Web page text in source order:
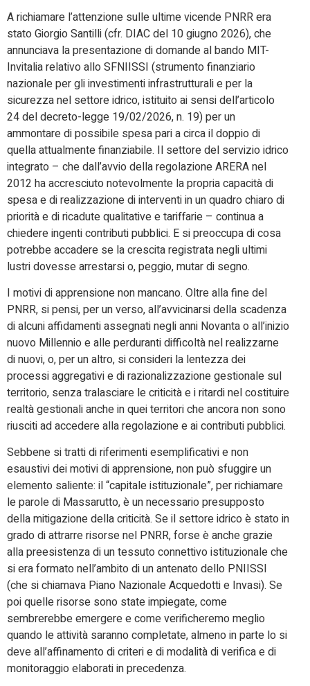
A richiamare l’attenzione sulle ultime vicende PNRR era
stato Giorgio Santilli (cfr. DIAC del 10 giugno 2026), che
annunciava la presentazione di domande al bando MIT-
Invitalia relativo allo SFNIISSI (strumento finanziario
nazionale per gli investimenti infrastrutturali e per la
sicurezza nel settore idrico, istituito ai sensi dell’articolo
24 del decreto-legge 19/02/2026, n. 19) per un
ammontare di possibile spesa pari a circa il doppio di
quella attualmente finanziabile. Il settore del servizio idrico
integrato – che dall’avvio della regolazione ARERA nel
2012 ha accresciuto notevolmente la propria capacità di
spesa e di realizzazione di interventi in un quadro chiaro di
priorità e di ricadute qualitative e tariffarie – continua a
chiedere ingenti contributi pubblici. E si preoccupa di cosa
potrebbe accadere se la crescita registrata negli ultimi
lustri dovesse arrestarsi o, peggio, mutar di segno.
I motivi di apprensione non mancano. Oltre alla fine del
PNRR, si pensi, per un verso, all’avvicinarsi della scadenza
di alcuni affidamenti assegnati negli anni Novanta o all’inizio
nuovo Millennio e alle perduranti difficoltà nel realizzarne
di nuovi, o, per un altro, si consideri la lentezza dei
processi aggregativi e di razionalizzazione gestionale sul
territorio, senza tralasciare le criticità e i ritardi nel costituire
realtà gestionali anche in quei territori che ancora non sono
riusciti ad accedere alla regolazione e ai contributi pubblici.
Sebbene si tratti di riferimenti esemplificativi e non
esaustivi dei motivi di apprensione, non può sfuggire un
elemento saliente: il “capitale istituzionale”, per richiamare
le parole di Massarutto, è un necessario presupposto
della mitigazione della criticità. Se il settore idrico è stato in
grado di attrarre risorse nel PNRR, forse è anche grazie
alla preesistenza di un tessuto connettivo istituzionale che
si era formato nell’ambito di un antenato dello PNIISSI
(che si chiamava Piano Nazionale Acquedotti e Invasi). Se
poi quelle risorse sono state impiegate, come
sembrerebbe emergere e come verificheremo meglio
quando le attività saranno completate, almeno in parte lo si
deve all’affinamento di criteri e di modalità di verifica e di
monitoraggio elaborati in precedenza.